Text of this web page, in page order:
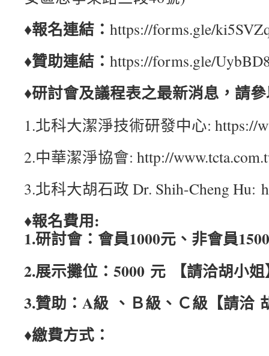
♦報名連結： https://forms.gle/
♦贊助連結： https://forms.gle/
♦研討會及議程表之最新消息，請
1.北科大潔淨技術研發中心: https://
2.中華潔淨協會: http://
3.北科大胡石政 Dr. Shih-Cheng Hu:
♦報名費用:
1.研討會：會員1000元、非會員
2.展示攤位：5000 元
【請洽胡小
3.贊助：A級 、Ｂ級、Ｃ級【請洽
♦繳費方式：